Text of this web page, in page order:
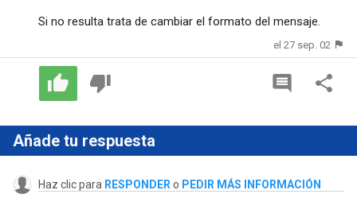
Si no resulta trata de cambiar el formato del mensaje.
el 27 sep. 02
Añade tu respuesta
Haz clic para RESPONDER o PEDIR MÁS INFORMACIÓN